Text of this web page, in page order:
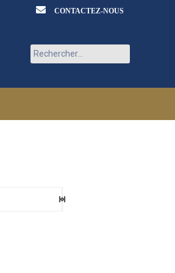
CONTACTEZ-NOUS
Rechercher :